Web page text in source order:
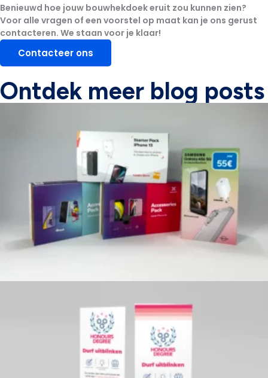
Benieuwd hoe jouw bouwhekdoek eruit zou kunnen zien?
Voor alle vragen of een voorstel op maat kan je ons gerust
contacteren. We staan voor je klaar!
Contacteer ons
Ontdek meer blog posts